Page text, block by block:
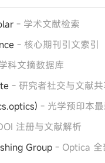
- 学术文献检索
- 核心期刊引文索引
科文摘数据库
- 研究者社交与文献共
- 光学预印本
注册与文献解析
Group - Optica 全